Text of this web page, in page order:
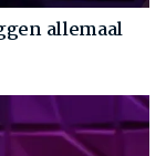
allemaal